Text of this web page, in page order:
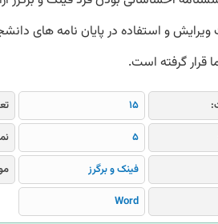
ویرایش و استفاده در پایان نامه های
قرار گرفته است.
15
5
فینک و برگرز
Word